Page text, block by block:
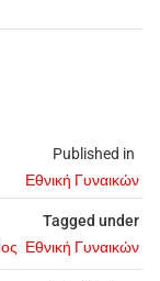
Published in
Εθνική Γυναικών
Tagged under
Εθνική Γυναικών